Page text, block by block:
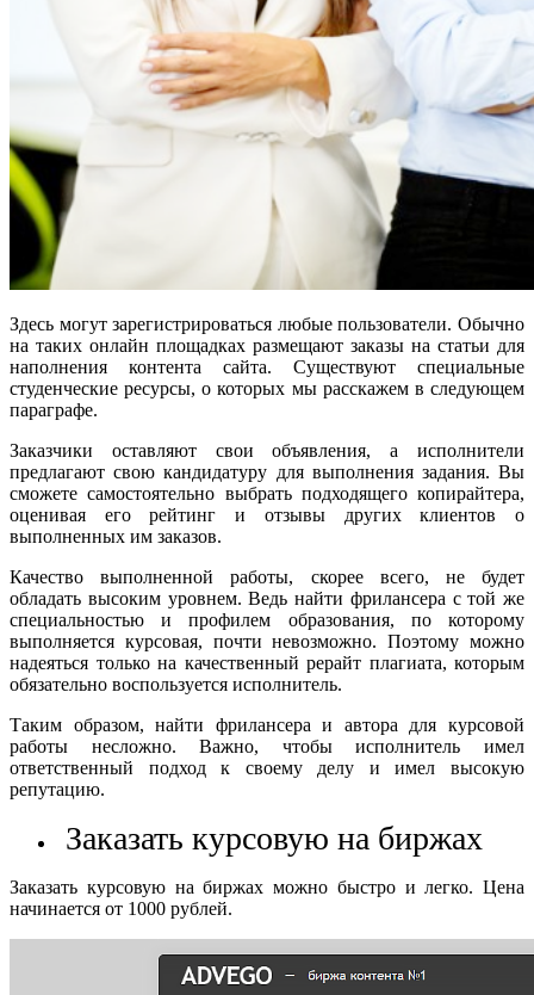
Здесь могут зарегистрироваться любые пользователи. Обычно
на таких онлайн площадках размещают заказы на статьи для
наполнения контента сайта. Существуют специальные
студенческие ресурсы, о которых мы расскажем в следующем
параграфе.
Заказчики оставляют свои объявления, а исполнители
предлагают свою кандидатуру для выполнения задания. Вы
сможете самостоятельно выбрать подходящего копирайтера,
оценивая его рейтинг и отзывы других клиентов о
выполненных им заказов.
Качество выполненной работы, скорее всего, не будет
обладать высоким уровнем. Ведь найти фрилансера с той же
специальностью и профилем образования, по которому
выполняется курсовая, почти невозможно. Поэтому можно
надеяться только на качественный рерайт плагиата, которым
обязательно воспользуется исполнитель.
Таким образом, найти фрилансера и автора для курсовой
работы несложно. Важно, чтобы исполнитель имел
ответственный подход к своему делу и имел высокую
репутацию.
Заказать курсовую на биржах
Заказать курсовую на биржах можно быстро и легко. Цена
начинается от 1000 рублей.